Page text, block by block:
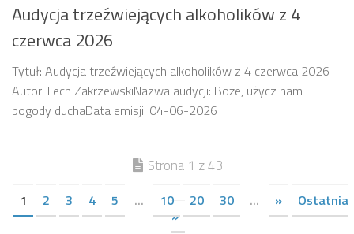
Audycja trzeźwiejących alkoholików z 4
czerwca 2026
Tytuł: Audycja trzeźwiejących alkoholików z 4 czerwca 2026
Autor: Lech ZakrzewskiNazwa audycji: Boże, użycz nam
pogody duchaData emisji: 04-06-2026
Strona 1 z 43
1 2 3 4 5 ... 10 20 30 ... »
Ostatnia
»